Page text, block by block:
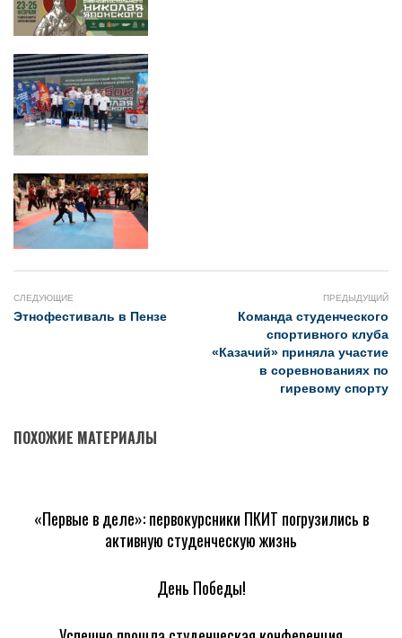
СЛЕДУЮЩИЕ
Этнофестиваль в Пензе
ПРЕДЫДУЩИЙ
Команда студенческого
спортивного клуба
«Казачий» приняла участие
в соревнованиях по
гиревому спорту
ПОХОЖИЕ МАТЕРИАЛЫ
«Первые в деле»: первокурсники ПКИТ погрузились в
активную студенческую жизнь
День Победы!